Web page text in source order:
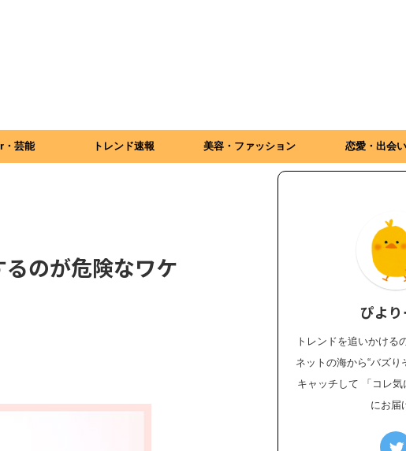
・芸能 トレンド速報 美容・ファッション 恋愛・出会い
のが危険なワケ
ぴよ
トレンドを追いかける
ネットの海から“バズり
キャッチして 「コレ
にお届